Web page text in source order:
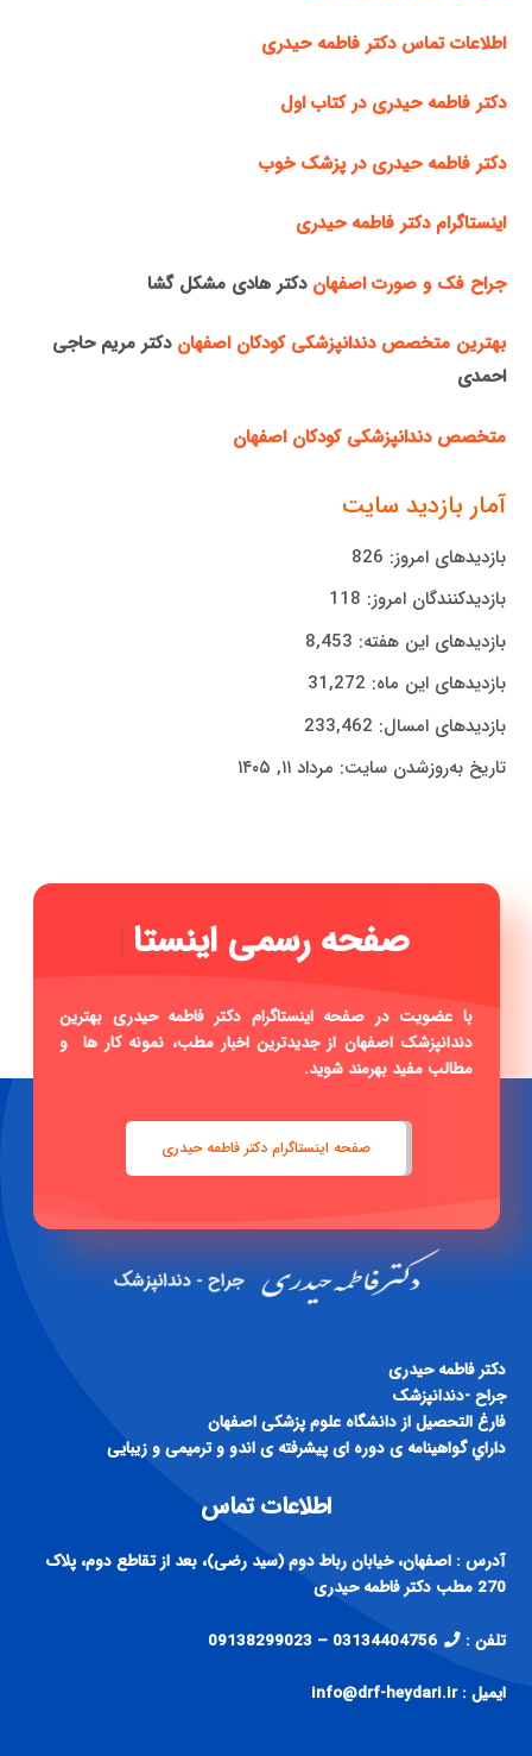
اطلاعات تماس دکتر فاطمه حیدری
دکتر فاطمه حیدری در کتاب اول
دکتر فاطمه حیدری در پزشک خوب
اینستاگرام دکتر فاطمه حیدری
جراح فک و صورت اصفهان دکتر هادی مشکل گشا
بهترین متخصص دندانپزشکی کودکان اصفهان دکتر مریم حاجی
احمدی
متخصص دندانپزشکی کودکان اصفهان
آمار بازدید سایت
بازدیدهای امروز: 826
بازدیدکنندگان امروز: 118
بازدیدهای این هفته: 8,453
بازدیدهای این ماه: 31,272
بازدیدهای امسال: 233,462
تاریخ به‌روزشدن سایت: مرداد ۱۱, ۱۴۰۵
|
با عضویت در صفحه اینستاگرام دکتر فاطمه حیدری بهترین
دندانپزشک اصفهان از جدیدترین اخبار مطب، نمونه کار ها و
مطالب مفید بهرمند شوید.
صفحه اینستاگرام دکتر فاطمه حیدری
دكتر فاطمه حيدری
جراح -دندانپزشک
فارغ التحصيل از دانشگاه علوم پزشكی اصفهان
داراي گواهينامه ی دوره ای پيشرفته ی اندو و ترميمی و زيبايی
اطلاعات تماس
آدرس : اصفهان، خیابان رباط دوم (سید رضی)، بعد از تقاطع دوم، پلاک
270 مطب دکتر فاطمه حیدری
تلفن : 03134404756 – 09138299023
ایمیل : info@drf-heydari.ir